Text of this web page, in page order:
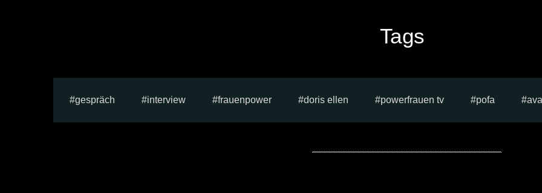
Tags
gespräch interview frauenpower doris ellen powerfrauen tv pofa